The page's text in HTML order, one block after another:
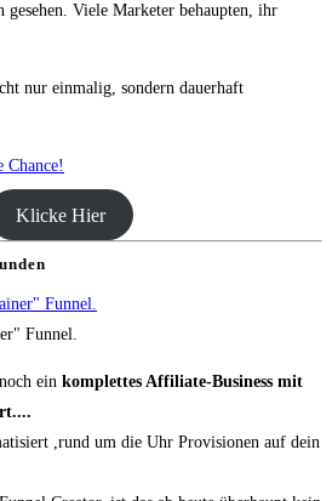
gesehen. Viele Marketer behaupten, ihr
nur einmalig, sondern dauerhaft
Chance!
Klicke Hier
Funnel.
ein komplettes Affiliate-Business mit
,rund um die Uhr Provisionen auf dein